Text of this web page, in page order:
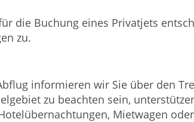
die Buchung eines Privatjets
zu.
informieren wir Sie über den
zu beachten sein,
Mietwagen